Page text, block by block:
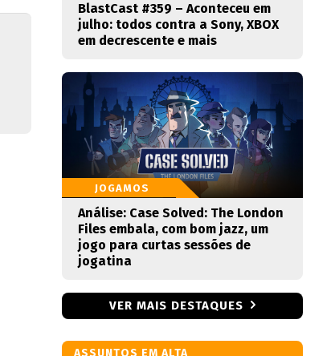
BlastCast #359 – Aconteceu em
julho: todos contra a Sony, XBOX
em decrescente e mais
JOGAMOS
Análise: Case Solved: The London
Files embala, com bom jazz, um
jogo para curtas sessões de
jogatina
VER MAIS DESTAQUES
ASSUNTOS EM ALTA